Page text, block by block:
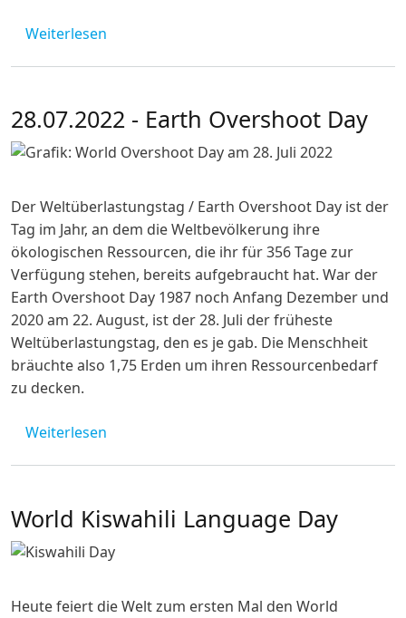
Weiterlesen
28.07.2022 - Earth Overshoot Day
Image
Der Weltüberlastungstag / Earth Overshoot Day ist der
Tag im Jahr, an dem die Weltbevölkerung ihre
ökologischen Ressourcen, die ihr für 356 Tage zur
Verfügung stehen, bereits aufgebraucht hat. War der
Earth Overshoot Day 1987 noch Anfang Dezember und
2020 am 22. August, ist der 28. Juli der früheste
Weltüberlastungstag, den es je gab. Die Menschheit
bräuchte also 1,75 Erden um ihren Ressourcenbedarf
zu decken.
Weiterlesen
World Kiswahili Language Day
Image
Heute feiert die Welt zum ersten Mal den World